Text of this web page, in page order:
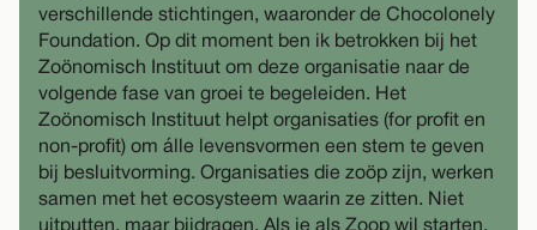
verschillende stichtingen, waaronder de Chocolonely
Foundation. Op dit moment ben ik betrokken bij het
Zoönomisch Instituut om deze organisatie naar de
volgende fase van groei te begeleiden. Het
Zoönomisch Instituut helpt organisaties (for profit en
non-profit) om álle levensvormen een stem te geven
bij besluitvorming. Organisaties die zoöp zijn, werken
samen met het ecosysteem waarin ze zitten. Niet